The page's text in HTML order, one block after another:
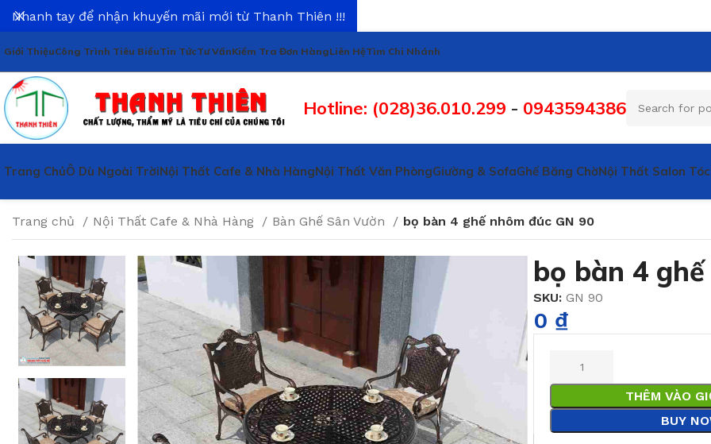
Giới ThiệuCông Trình Tiêu BiểuTin TứcTư VấnKiểm Tra Đơn HàngLiên HệTìm Chi Nhánh
Hotline: (028)36.010.299 - 0943594386
Trang ChủÔ Dù Ngoài TrờiNội Thất Cafe & Nhà HàngNội Thất Văn PhòngGiường & SofaGhế Băng ChờNội Thất Salon Tóc
Trang chủ Nội Thất Cafe & Nhà Hàng Bàn Ghế Sân Vườn bọ bàn 4 ghế nhôm đúc GN 90
bọ bàn 4
SKU: GN 90
0 ₫
THÊM VÀO
BUY
Nhanh tay để nhận khuyến mãi mới từ Thanh Thiên !!!